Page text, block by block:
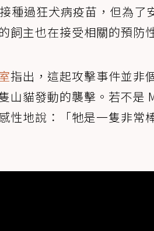
種過狂犬病疫苗，但為
飼主也在接受相關的預防
指出，這起攻擊事件並非
山貓發動的襲擊。若不是
性地說：「牠是一隻非常